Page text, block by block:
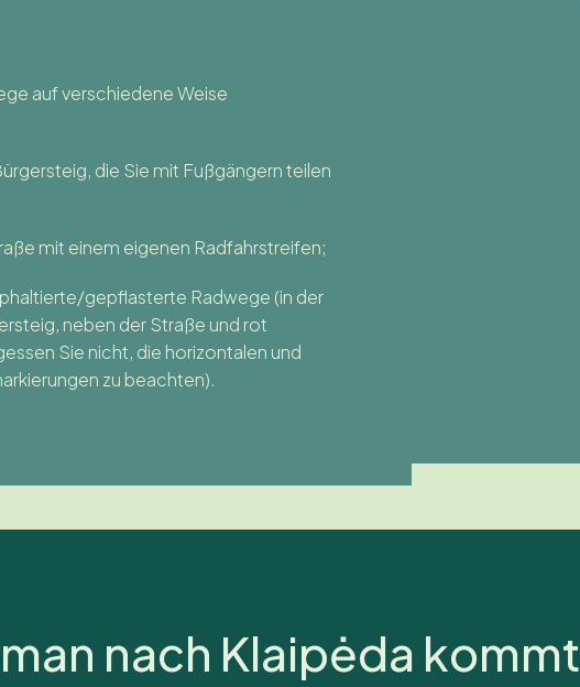
auf verschiedene Weise
die Sie mit Fußgängern teilen
mit einem eigenen Radfahrstreifen;
gepflasterte Radwege (in der
neben der Straße und rot
Sie nicht, die horizontalen und
zu beachten).
nach Klaipėda kommt